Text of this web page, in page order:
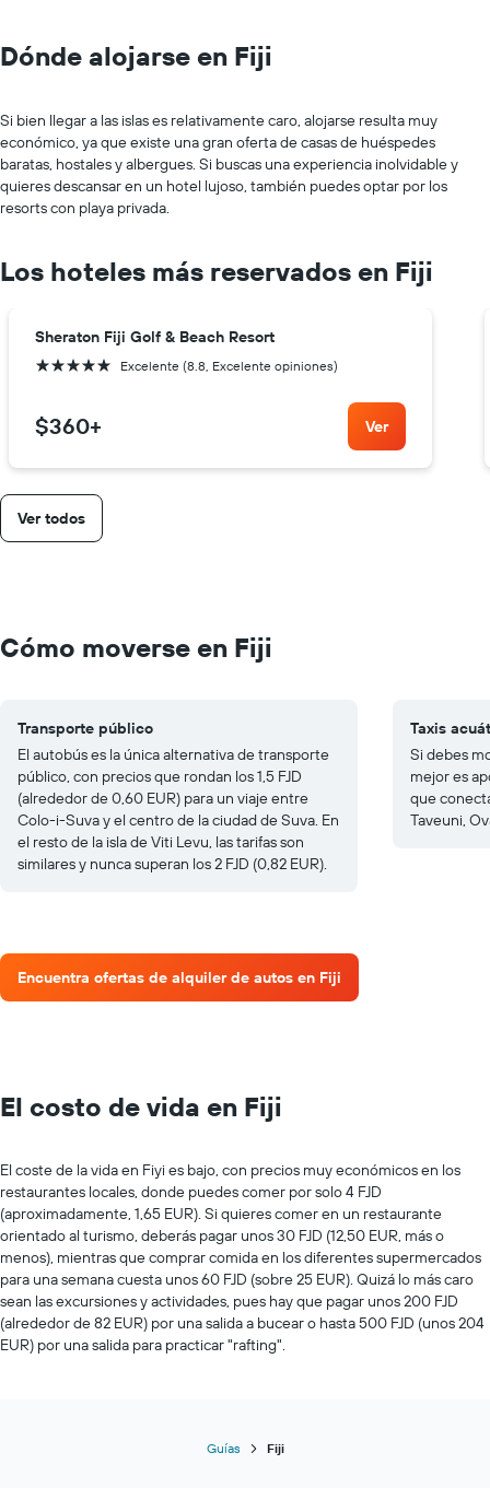
Dónde alojarse en Fiji
Si bien llegar a las islas es relativamente caro, alojarse resulta muy
económico, ya que existe una gran oferta de casas de huéspedes
baratas, hostales y albergues. Si buscas una experiencia inolvidable y
quieres descansar en un hotel lujoso, también puedes optar por los
resorts con playa privada.
Los hoteles más reservados en Fiji
Sheraton Fiji Golf & Beach Resort
5 estrellas Excelente (8.8, Excelente opiniones)
$360+ Ver
Ver todos
Cómo moverse en Fiji
Transporte público
El autobús es la única alternativa de transporte
público, con precios que rondan los 1,5 FJD
(alrededor de 0,60 EUR) para un viaje entre
Colo-i-Suva y el centro de la ciudad de Suva. En
el resto de la isla de Viti Levu, las tarifas son
similares y nunca superan los 2 FJD (0,82 EUR).
Taxis
Si debes
mejor es
que
Taveuni,
Encuentra ofertas de alquiler de autos en Fiji
El costo de vida en Fiji
El coste de la vida en Fiyi es bajo, con precios muy económicos en los
restaurantes locales, donde puedes comer por solo 4 FJD
(aproximadamente, 1,65 EUR). Si quieres comer en un restaurante
orientado al turismo, deberás pagar unos 30 FJD (12,50 EUR, más o
menos), mientras que comprar comida en los diferentes supermercados
para una semana cuesta unos 60 FJD (sobre 25 EUR). Quizá lo más caro
sean las excursiones y actividades, pues hay que pagar unos 200 FJD
(alrededor de 82 EUR) por una salida a bucear o hasta 500 FJD (unos 204
EUR) por una salida para practicar "rafting".
Guías Fiji